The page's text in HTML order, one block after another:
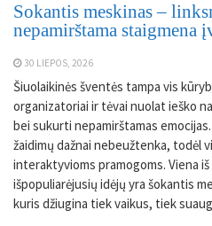
Sokantis meskinas –
nepamirštama staigmena
30 LIEPOS, 2026
Šiuolaikinės šventės tampa vis
organizatoriai ir tėvai nuolat ieško
bei sukurti nepamirštamas
žaidimų dažnai nebeužtenka, todėl
interaktyvioms pramogoms. Viena
išpopuliarėjusių idėjų yra šokantis
kuris džiugina tiek vaikus, tiek